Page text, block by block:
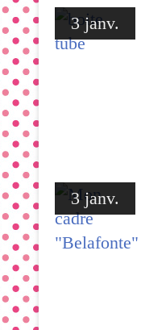
3 janv.
3 janv.